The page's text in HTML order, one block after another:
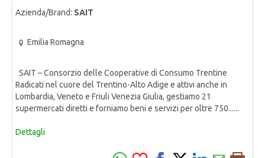
Azienda/Brand: SAIT
Emilia Romagna
SAIT – Consorzio delle Cooperative di Consumo Trentine
Radicati nel cuore del Trentino-Alto Adige e attivi anche in
Lombardia, Veneto e Friuli Venezia Giulia, gestiamo 21
supermercati diretti e forniamo beni e servizi per oltre 750......
Dettagli